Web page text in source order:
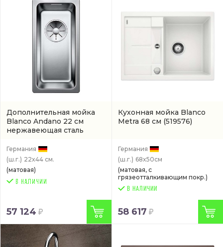
Дополнительная мойка
Blanco Andano 22 см
нержавеющая сталь
Германия
(ш.г.) 22x44 см.
(матовая)
57 124
Кухонная мойка Blanco
Metra 68 см (519576)
Германия
(ш.г.) 68x50см
(матовая, с
грязеотталкивающим покр.)
В НАЛИЧИИ
58 617